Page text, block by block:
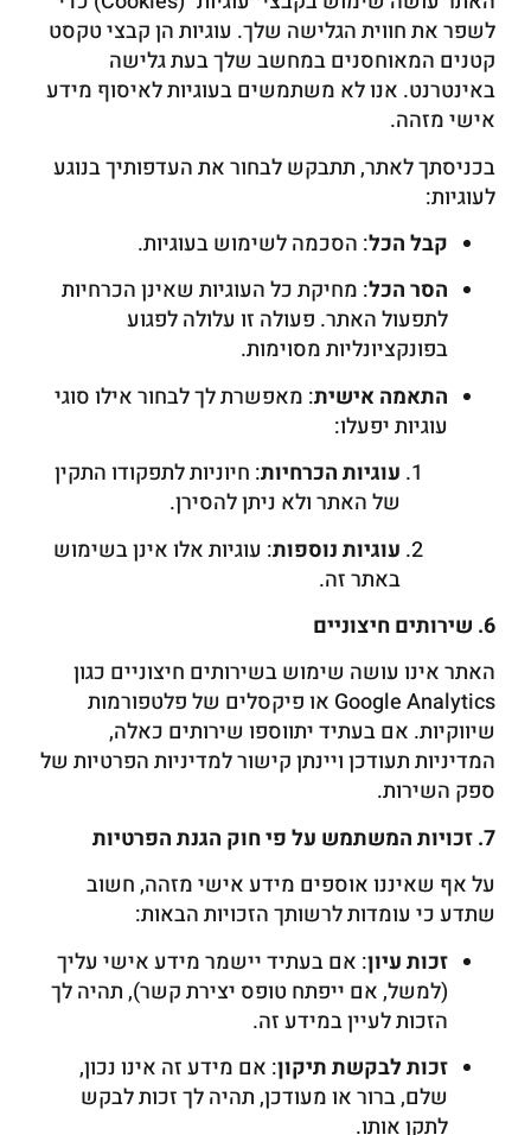
לשפר את חווית הגלישה שלך. עוגיות הן קבצי טקסט
קטנים המאוחסנים במחשב שלך בעת גלישה
באינטרנט. אנו לא משתמשים בעוגיות לאיסוף מידע
אישי מזהה.
בכניסתך לאתר, תתבקש לבחור את העדפותיך בנוגע
לעוגיות:
קבל הכל: הסכמה לשימוש בעוגיות.
הסר הכל: מחיקת כל העוגיות שאינן הכרחיות
לתפעול האתר. פעולה זו עלולה לפגוע
בפונקציונליות מסוימות.
התאמה אישית: מאפשרת לך לבחור אילו סוגי
עוגיות יפעלו:
עוגיות הכרחיות: חיוניות לתפקודו התקין
של האתר ולא ניתן להסירן.
עוגיות נוספות: עוגיות אלו אינן בשימוש
באתר זה.
6. שירותים חיצוניים
האתר אינו עושה שימוש בשירותים חיצוניים כגון
Google Analytics או פיקסלים של פלטפורמות
שיווקיות. אם בעתיד יתווספו שירותים כאלה,
המדיניות תעודכן ויינתן קישור למדיניות הפרטיות של
ספק השירות.
7. זכויות המשתמש על פי חוק הגנת הפרטיות
על אף שאיננו אוספים מידע אישי מזהה, חשוב
שתדע כי עומדות לרשותך הזכויות הבאות:
זכות עיון: אם בעתיד יישמר מידע אישי עליך
(למשל, אם ייפתח טופס יצירת קשר), תהיה לך
הזכות לעיין במידע זה.
זכות לבקשת תיקון: אם מידע זה אינו נכון,
שלם, ברור או מעודכן, תהיה לך זכות לבקש
לתקן אותו.